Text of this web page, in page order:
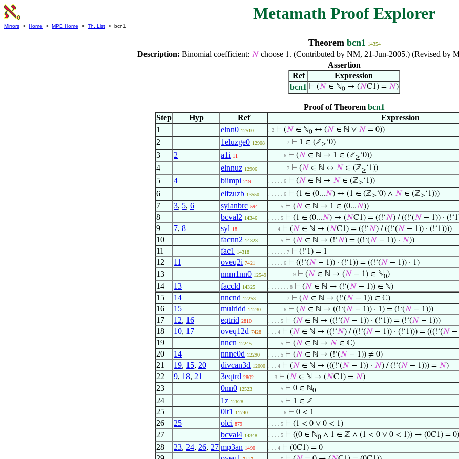
Metamath Proof Explorer
Mirrors > Home > MPE Home > Th. List > bcn1
Theorem bcn1 14354
Description: Binomial coefficient: 𝑁 choose 1. (Contributed by NM, 21-Jun-2005.) (Revised by
Assertion
Ref
Expression
bcn1 ⊢ (𝑁 ∈ ℕ0 → (𝑁C1) = 𝑁)
Proof of Theorem bcn1
Step
Hyp Ref
Expression
1
elnn0 12510 . 2 ⊢ (𝑁 ∈ ℕ0 ↔ (𝑁 ∈ ℕ ∨ 𝑁 = 0))
2 1eluzge0 12908 . . . . . . 7 ⊢ 1 ∈ (ℤ≥‘0)
3 2 a1i 11 . . . . . 6 ⊢ (𝑁 ∈ ℕ → 1 ∈ (ℤ≥‘0))
4 elnnuz 12906 . . . . . . 7 ⊢ (𝑁 ∈ ℕ ↔ 𝑁 ∈ (ℤ≥‘1))
5 4 biimpi 219 . . . . . 6 ⊢ (𝑁 ∈ ℕ → 𝑁 ∈ (ℤ≥‘1))
6 elfzuzb 13550 . . . . . 6 ⊢ (1 ∈ (0...𝑁) ↔ (1 ∈ (ℤ≥‘0) ∧ 𝑁 ∈ (ℤ≥‘1)))
7 3, 5, 6 sylanbrc 594 . . . . 5 ⊢ (𝑁 ∈ ℕ → 1 ∈ (0...𝑁))
8 bcval2 14346 . . . . 5 ⊢ (1 ∈ (0...𝑁) → (𝑁C1) = ((!‘𝑁) / ((!‘(𝑁 − 1)) ·
9 7, 8 syl 18 . . . 4 ⊢ (𝑁 ∈ ℕ → (𝑁C1) = ((!‘𝑁) / ((!‘(𝑁 − 1)) · (!‘1))))
10 facnn2 14323 . . . . 5 ⊢ (𝑁 ∈ ℕ → (!‘𝑁) = ((!‘(𝑁 − 1)) · 𝑁))
11 fac1 14318 . . . . . . 7 ⊢ (!‘1) = 1
12 11 oveq2i 7421 . . . . . 6 ⊢ ((!‘(𝑁 − 1)) · (!‘1)) = ((!‘(𝑁 − 1)) · 1)
13 nnm1nn0 12549 . . . . . . . . 9 ⊢ (𝑁 ∈ ℕ → (𝑁 − 1) ∈ ℕ0)
14 13 faccld 14325 . . . . . . . 8 ⊢ (𝑁 ∈ ℕ → (!‘(𝑁 − 1)) ∈ ℕ)
15 14 nncnd 12253 . . . . . . 7 ⊢ (𝑁 ∈ ℕ → (!‘(𝑁 − 1)) ∈ ℂ)
16 15 mulridd 11230 . . . . . 6 ⊢ (𝑁 ∈ ℕ → ((!‘(𝑁 − 1)) · 1) = (!‘(𝑁 − 1)))
17 12, 16 eqtrid 2810 . . . . 5 ⊢ (𝑁 ∈ ℕ → ((!‘(𝑁 − 1)) · (!‘1)) = (!‘(𝑁 − 1)))
18 10, 17 oveq12d 7428 . . . 4 ⊢ (𝑁 ∈ ℕ → ((!‘𝑁) / ((!‘(𝑁 − 1)) · (!‘1))) = (((!‘(𝑁 −
19 nncn 12245 . . . . 5 ⊢ (𝑁 ∈ ℕ → 𝑁 ∈ ℂ)
20 14 nnne0d 12290 . . . . 5 ⊢ (𝑁 ∈ ℕ → (!‘(𝑁 − 1)) ≠ 0)
21 19, 15, 20 divcan3d 12000 . . . 4 ⊢ (𝑁 ∈ ℕ → (((!‘(𝑁 − 1)) · 𝑁) / (!‘(𝑁 − 1))) = 𝑁)
22 9, 18, 21 3eqtrd 2802 . . 3 ⊢ (𝑁 ∈ ℕ → (𝑁C1) = 𝑁)
23 0nn0 12523 . . . . 5 ⊢ 0 ∈ ℕ0
24 1z 12628 . . . . 5 ⊢ 1 ∈ ℤ
25 0lt1 11740 . . . . . 6 ⊢ 0 < 1
26 25 olci 879 . . . . 5 ⊢ (1 < 0 ∨ 0 < 1)
27 bcval4 14348 . . . . 5 ⊢ ((0 ∈ ℕ0 ∧ 1 ∈ ℤ ∧ (1 < 0 ∨ 0 < 1)) → (0C1) = 0)
28 23, 24, 26, 27 mp3an 1490 . . . 4 ⊢ (0C1) = 0